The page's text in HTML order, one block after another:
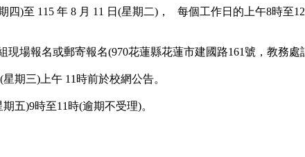
)至 115 年 8 月 11 日(星期二)，
每個工作日的上午8時至
場報名或郵寄報名(970花蓮縣花蓮市建國路161號，教務處
期三)上午 11時前於校網公告。
五)9時至11時(逾期不受理)。